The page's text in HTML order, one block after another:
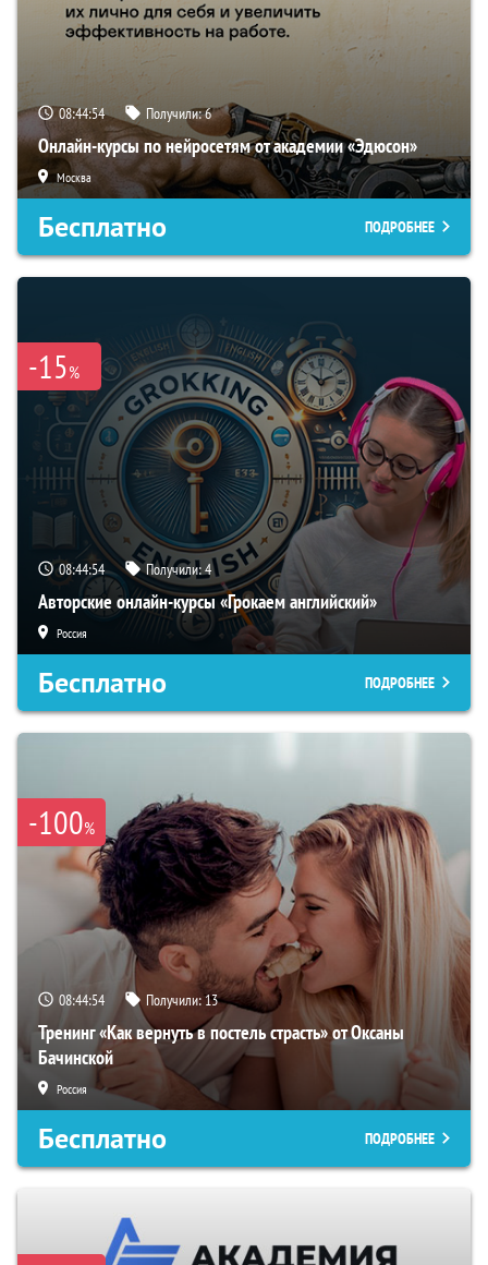
08:44:53 Получили:6
Онлайн-курсы по нейросетям от академии «Эдюсон»
Москва
Бесплатно ПОДРОБНЕЕ
-15%
08:44:53 Получили:4
Авторские онлайн-курсы «Грокаем английский»
Россия
Бесплатно ПОДРОБНЕЕ
-100%
08:44:53 Получили:13
Тренинг «Как вернуть в постель страсть» от Оксаны
Бачинской
Россия
Бесплатно ПОДРОБНЕЕ